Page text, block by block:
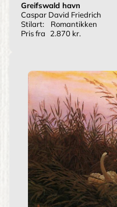
Greifswald havn
Caspar David Friedrich
Stilart:
Romantikken
Pris fra
2.870 kr.